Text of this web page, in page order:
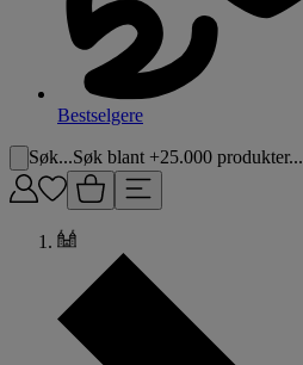
Bestselgere
Søk...Søk blant +25.000 produkter...